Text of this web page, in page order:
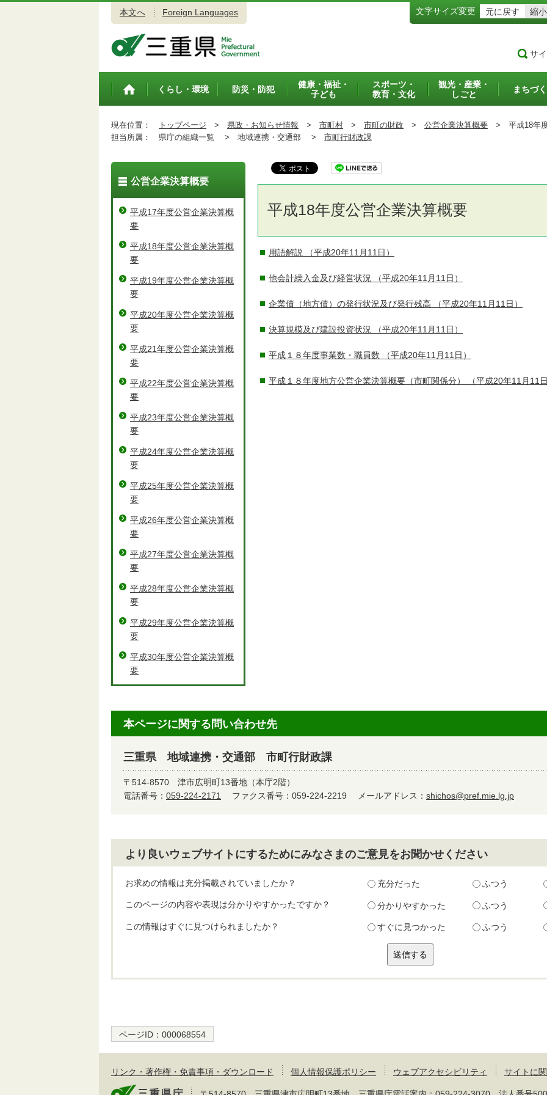
本文へ Foreign Languages 文字サイズ変更 元に戻す 縮小
サ
トップペ
くらし・環境 防災・防犯
健康・福祉・
子ども
スポーツ・
教育・文化
観光・産業・
しごと
まちづ
現在位置： トップページ > 県政・お知らせ情報 > 市町村 > 市町の財政 > 公営企業決算概要 > 平成18年
担当所属：
県庁の組織一覧 > 地域連携・交通部 > 市町行財政課
平成18年度公営企業決算概要
用語解説 （平成20年11月11日）
他会計繰入金及び経営状況 （平成20年11月11日）
企業債（地方債）の発行状況及び発行残高 （平成20年11月11日）
決算規模及び建設投資状況 （平成20年11月11日）
平成１８年度事業数・職員数 （平成20年11月11日）
平成１８年度地方公営企業決算概要（市町関係分） （平成20年11月11
公営企業決算概要
平成17年度公営企業決算概
要
平成18年度公営企業決算概
要
平成19年度公営企業決算概
要
平成20年度公営企業決算概
要
平成21年度公営企業決算概
要
平成22年度公営企業決算概
要
平成23年度公営企業決算概
要
平成24年度公営企業決算概
要
平成25年度公営企業決算概
要
平成26年度公営企業決算概
要
平成27年度公営企業決算概
要
平成28年度公営企業決算概
要
平成29年度公営企業決算概
要
平成30年度公営企業決算概
要
本ページに関する問い合わせ先
三重県 地域連携・交通部 市町行財政課
〒514-8570 津市広明町13番地（本庁2階）
電話番号： 059-224-2171 ファクス番号：059-224-2219 メールアドレス： shichos@pref.mie.lg.jp
より良いウェブサイトにするためにみなさまのご意見をお聞かせください
お求めの情報は充分掲載されていましたか？ 充分だった ふつう
このページの内容や表現は分かりやすかったですか？ 分かりやすかった ふつう
この情報はすぐに見つけられましたか？ すぐに見つかった ふつう
ページID： 000068554
リンク・著作権・免責事項・ダウンロード 個人情報保護ポリシー ウェブアクセシビリティ サイトに